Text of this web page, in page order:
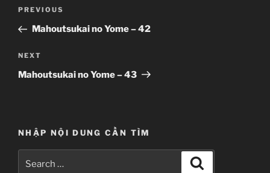
Previous
Post
PREVIOUS
Mahoutsukai no Yome – 42
Next
Post
NEXT
Mahoutsukai no Yome – 43
NHẬP NỘI DUNG CẦN TÌM
for: